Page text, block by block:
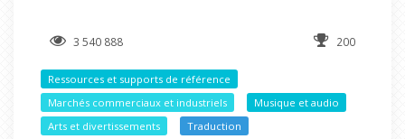
3 540 888 200
Ressources et supports de référence
Marchés commerciaux et industriels
Musique et audio
Arts et divertissements
Traduction